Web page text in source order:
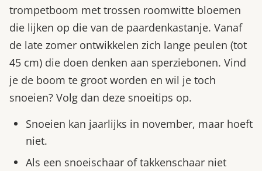
trompetboom met trossen roomwitte bloemen
die lijken op die van de paardenkastanje. Vanaf
de late zomer ontwikkelen zich lange peulen (tot
45 cm) die doen denken aan sperziebonen. Vind
je de boom te groot worden en wil je toch
snoeien? Volg dan deze snoeitips op.
Snoeien kan jaarlijks in november, maar hoeft
niet.
Als een snoeischaar of takkenschaar niet